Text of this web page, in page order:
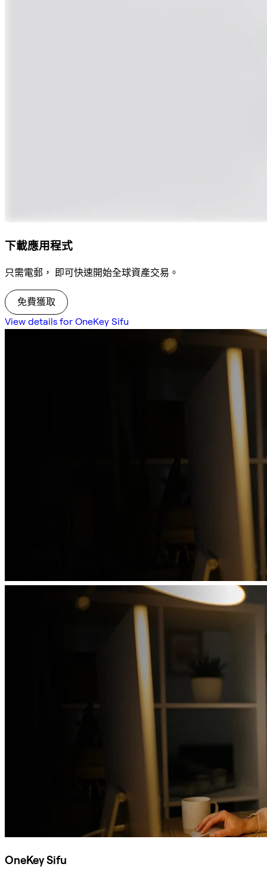
下載應用程式
只需電郵， 即可快速開始全球資產交易。
免費獲取
View details for OneKey Sifu
OneKey Sifu